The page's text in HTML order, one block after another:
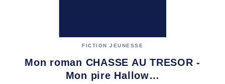
FICTION JEUNESSE
Mon roman CHASSE AU TRESOR -
Mon pire Hallow…